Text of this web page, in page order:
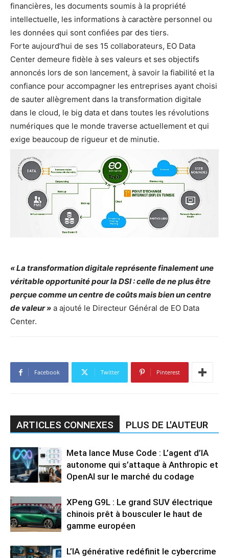
financières, les documents soumis à la propriété
intellectuelle, les informations à caractère personnel ou
les données qui sont confiées par des tiers.
Forte aujourd’hui de ses 15 collaborateurs, EO Data
Center demeure fidèle à ses valeurs et ses objectifs
annoncés lors de son lancement, à savoir la fiabilité et la
confiance pour accompagner les entreprises ayant choisi
de sauter allègrement dans la transformation digitale
dans le cloud, le big data et dans toutes les révolutions
numériques que le monde traverse actuellement et qui
exige beaucoup de rigueur et de minutie.
« La transformation digitale représente finalement une
véritable opportunité pour la DSI : celle de ne plus être
perçue comme un centre de coûts mais bien un centre
de valeur » a ajouté le Directeur Général de EO Data
Center.
Facebook Twitter Pinterest
ARTICLES CONNEXES PLUS DE L'AUTEUR
Meta lance Muse Code : L’agent d’IA
autonome qui s’attaque à Anthropic et
OpenAI sur le marché du codage
XPeng G9L : Le grand SUV électrique
chinois prêt à bousculer le haut de
gamme européen
L’IA générative redéfinit le cybercrime